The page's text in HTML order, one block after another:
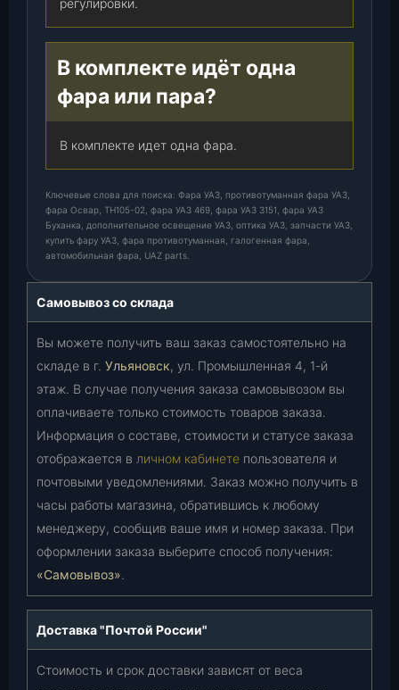
регулировки.
В комплекте идёт одна
фара или пара?
В комплекте идет одна фара.
Ключевые слова для поиска: Фара УАЗ, противотуманная фара УАЗ,
фара Освар, ТН105-02, фара УАЗ 469, фара УАЗ 3151, фара УАЗ
Буханка, дополнительное освещение УАЗ, оптика УАЗ, запчасти УАЗ,
купить фару УАЗ, фара противотуманная, галогенная фара,
автомобильная фара, UAZ parts.
Самовывоз со склада
Вы можете получить ваш заказ самостоятельно на
складе в г. Ульяновск, ул. Промышленная 4, 1-й
этаж. В случае получения заказа самовывозом вы
оплачиваете только стоимость товаров заказа.
Информация о составе, стоимости и статусе заказа
отображается в личном кабинете пользователя и
почтовыми уведомлениями. Заказ можно получить в
часы работы магазина, обратившись к любому
менеджеру, сообщив ваше имя и номер заказа. При
оформлении заказа выберите способ получения:
«Самовывоз».
Доставка "Почтой России"
Стоимость и срок доставки зависят от веса